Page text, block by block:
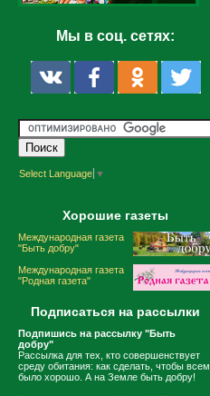
Мы в соц. сетях:
Select Language ▼
Хорошие газеты
Международная газета
"Быть добру"
Международная газета
"Родная газета"
Подписаться на рассылки
Подпишись на рассылку "Быть
добру"
Рассылка для тех, кто совершенствует
среду обитания: как сделать, чтобы всем
было хорошо. А на Земле быть добру!